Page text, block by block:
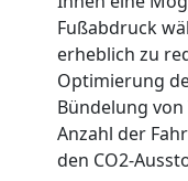
Fußabdruck
erheblich zu
Optimierung
Bündelung
Anzahl der
den CO2-